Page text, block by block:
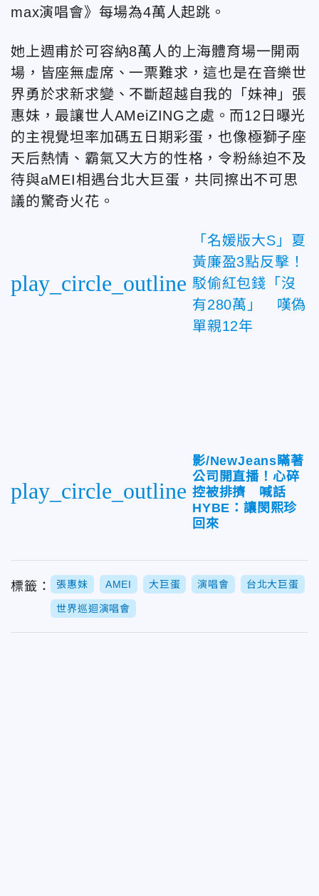
max演唱會》每場為4萬人起跳。
她上週甫於可容納8萬人的上海體育場一開兩
場，皆座無虛席、一票難求，這也是在音樂世
界勇於求新求變、不斷超越自我的「妹神」張
惠妹，最讓世人AMeiZING之處。而12日曝光
的主視覺坦率加碼五日期彩蛋，也像極獅子座
天后熱情、霸氣又大方的性格，令粉絲迫不及
待與aMEI相遇台北大巨蛋，共同擦出不可思
議的驚奇火花。
play_circle_outline
「名媛版大S」夏
黃廉盈3點反擊！
駁偷紅包錢「沒
有280萬」 嘆偽
單親12年
play_circle_outline
影/NewJeans瞞著
公司開直播！心碎
控被排擠 喊話
HYBE：讓閔熙珍
回來
標籤： 張惠妹 AMEI 大巨蛋 演唱會 台北大巨蛋
世界巡迴演唱會